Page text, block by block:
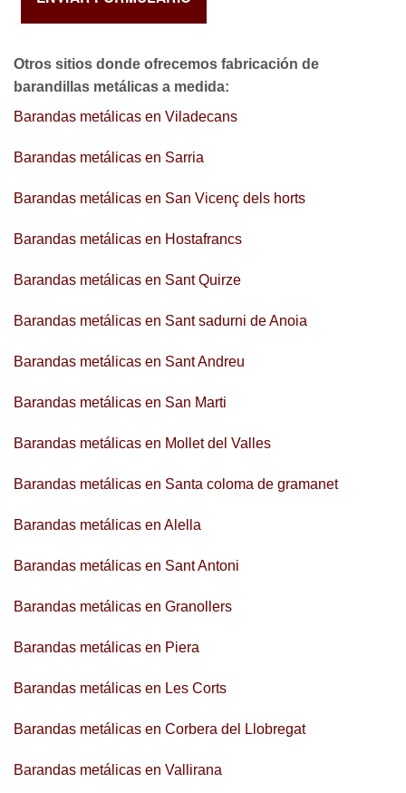
Otros sitios donde ofrecemos fabricación de
barandillas metálicas a medida:
Barandas metálicas en Viladecans
Barandas metálicas en Sarria
Barandas metálicas en San Vicenç dels horts
Barandas metálicas en Hostafrancs
Barandas metálicas en Sant Quirze
Barandas metálicas en Sant sadurni de Anoia
Barandas metálicas en Sant Andreu
Barandas metálicas en San Marti
Barandas metálicas en Mollet del Valles
Barandas metálicas en Santa coloma de gramanet
Barandas metálicas en Alella
Barandas metálicas en Sant Antoni
Barandas metálicas en Granollers
Barandas metálicas en Piera
Barandas metálicas en Les Corts
Barandas metálicas en Corbera del Llobregat
Barandas metálicas en Vallirana